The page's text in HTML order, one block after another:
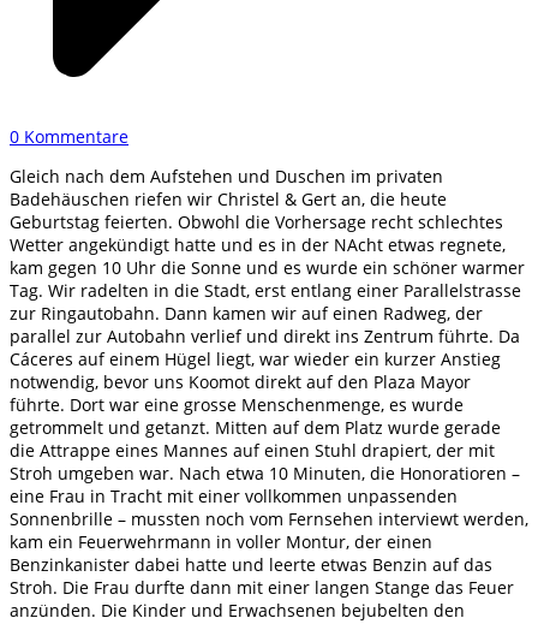
0 Kommentare
Gleich nach dem Aufstehen und Duschen im privaten
Badehäuschen riefen wir Christel & Gert an, die heute
Geburtstag feierten. Obwohl die Vorhersage recht schlechtes
Wetter angekündigt hatte und es in der NAcht etwas regnete,
kam gegen 10 Uhr die Sonne und es wurde ein schöner warmer
Tag. Wir radelten in die Stadt, erst entlang einer Parallelstrasse
zur Ringautobahn. Dann kamen wir auf einen Radweg, der
parallel zur Autobahn verlief und direkt ins Zentrum führte. Da
Cáceres auf einem Hügel liegt, war wieder ein kurzer Anstieg
notwendig, bevor uns Koomot direkt auf den Plaza Mayor
führte. Dort war eine grosse Menschenmenge, es wurde
getrommelt und getanzt. Mitten auf dem Platz wurde gerade
die Attrappe eines Mannes auf einen Stuhl drapiert, der mit
Stroh umgeben war. Nach etwa 10 Minuten, die Honoratioren –
eine Frau in Tracht mit einer vollkommen unpassenden
Sonnenbrille – mussten noch vom Fernsehen interviewt werden,
kam ein Feuerwehrmann in voller Montur, der einen
Benzinkanister dabei hatte und leerte etwas Benzin auf das
Stroh. Die Frau durfte dann mit einer langen Stange das Feuer
anzünden. Die Kinder und Erwachsenen bejubelten den